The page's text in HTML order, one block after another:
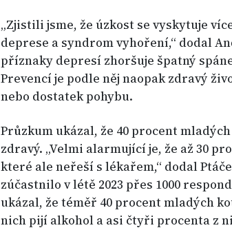
„Zjistili jsme, že úzkost se vyskytuje
deprese a syndrom vyhoření,“ dodal
příznaky depresí zhoršuje špatný
Prevencí je podle něj naopak zdravý
nebo dostatek pohybu.
Průzkum ukázal, že 40 procent
zdravý. „Velmi alarmující je, že až 30
které ale neřeší s lékařem,“ dodal
zúčastnilo v létě 2023 přes 1000
ukázal, že téměř 40 procent mladých
nich pijí alkohol a asi čtyři procenta z